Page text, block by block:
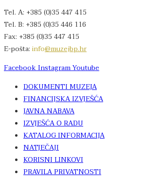
Tel. A: +385 (0)35 447 415
Tel. B: +385 (0)35 446 116
Fax: +385 (0)35 447 415
E-pošta: info@muzejbp.hr
FacebookInstagramYoutube
DOKUMENTI MUZEJA
FINANCIJSKA IZVJEŠĆA
JAVNA NABAVA
IZVJEŠĆA O RADU
KATALOG INFORMACIJA
NATJEČAJI
KORISNI LINKOVI
PRAVILA PRIVATNOSTI